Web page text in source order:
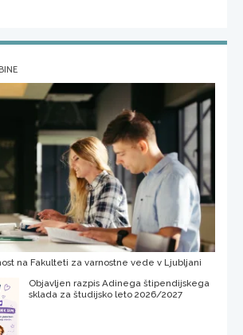
na Fakulteti za varnostne vede v Ljubljani
Objavljen razpis Adinega štipendijskega
sklada za študijsko leto 2026/2027